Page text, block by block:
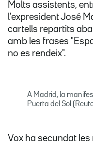
Molts assistents,
l'expresident José
cartells repartits
amb les frases
no es rendeix".
A Madrid, la
Puerta del Sol
Vox ha secundat